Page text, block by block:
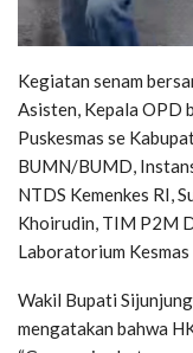
Kegiatan senam
Asisten, Kepala OPD
Puskesmas se
BUMN/BUMD,
NTDS Kemenkes RI,
Khoirudin, TIM P2M
Laboratorium
Wakil Bupati
mengatakan bahwa